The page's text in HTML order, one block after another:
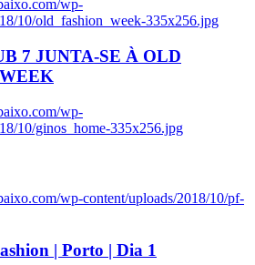
wp-
10/old_fashion_week-335x256.jpg
7 JUNTA-SE À OLD
wp-
10/ginos_home-335x256.jpg
wp-content/uploads/2018/10/pf-
| Porto | Dia 1